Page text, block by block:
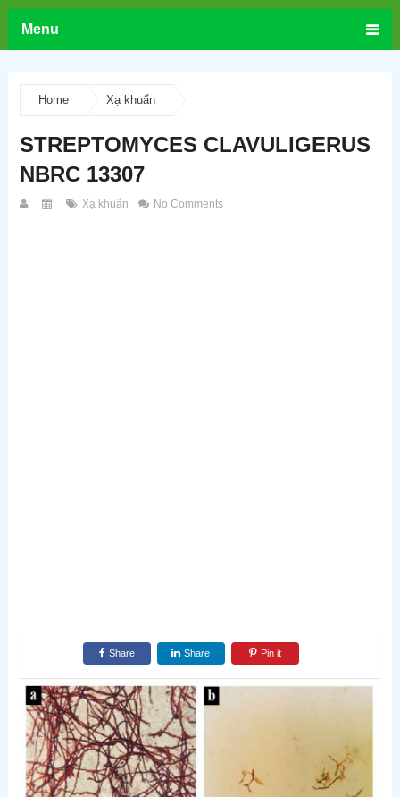
Menu
Home Xạ khuẩn
STREPTOMYCES CLAVULIGERUS
NBRC 13307
Xạ khuẩn No Comments
Share Share Pin it